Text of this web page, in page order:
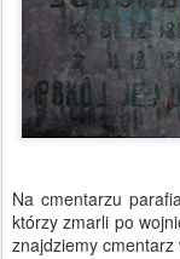
Na cmentarzu
którzy zmarli po
znajdziemy